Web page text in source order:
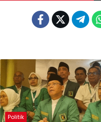
Politik